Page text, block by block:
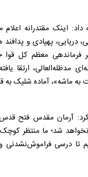
داد: اینک مقتدرانه
ی، دریایی، پهپادی و پدافند
فرماندهی معظم کل قوا
مدظله‌العالی، ارتقا
به ماشه»، آماده شلیک
آرمان مقدس فتح قدس
شد؛ ما منتظر
تا درسی فراموش‌نشدنی